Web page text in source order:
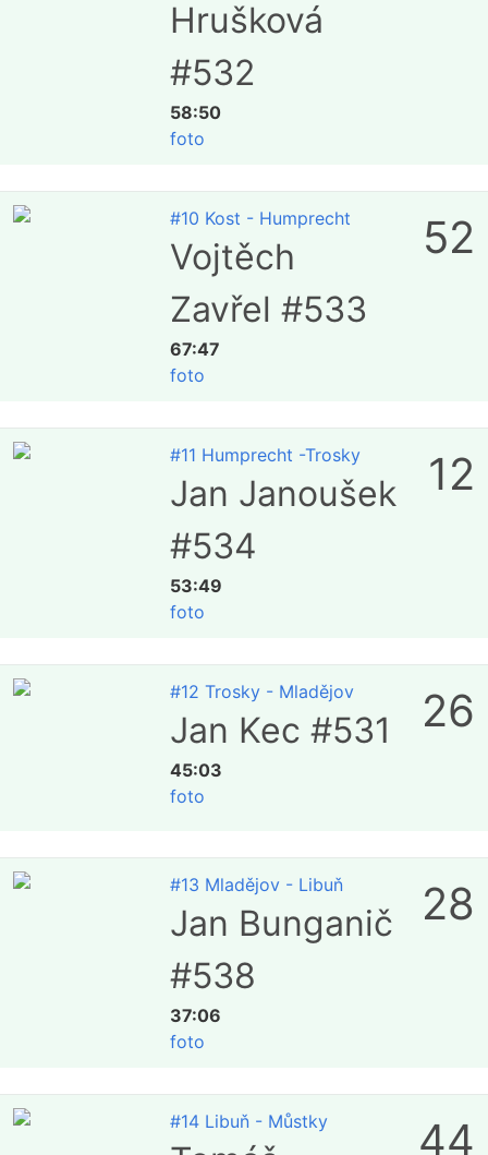
Hrušková
#532
58:50
foto
#10 Kost - Humprecht
Vojtěch
Zavřel #533
67:47
foto
52
#11 Humprecht -Trosky
Jan Janoušek
#534
53:49
foto
12
#12 Trosky - Mladějov
Jan Kec #531
45:03
foto
26
#13 Mladějov - Libuň
Jan Bunganič
#538
37:06
foto
28
#14 Libuň - Můstky 44